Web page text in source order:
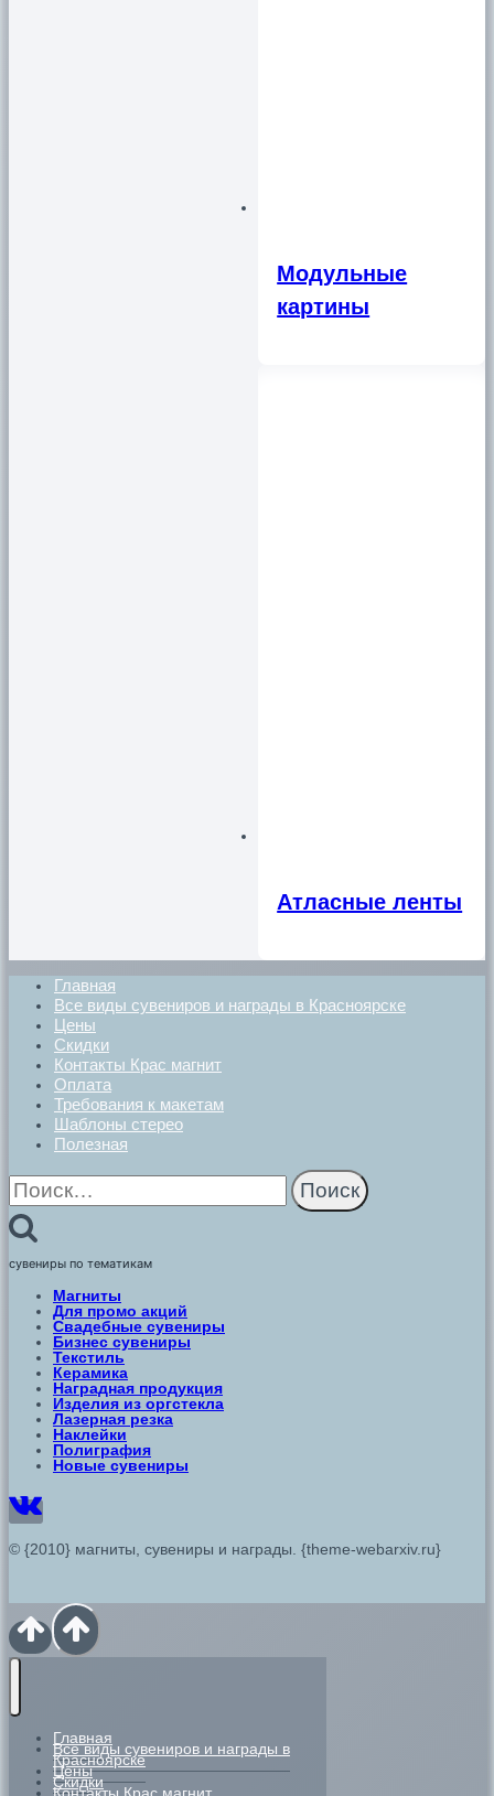
Модульные
картины
Атласные ленты
Главная
Все виды сувениров и награды в Красноярске
Цены
Скидки
Контакты Крас магнит
Оплата
Требования к макетам
Шаблоны стерео
Полезная
Найти:
сувениры по тематикам
Магниты
Для промо акций
Свадебные сувениры
Бизнес сувениры
Текстиль
Керамика
Наградная продукция
Изделия из оргстекла
Лазерная резка
Наклейки
Полиграфия
Новые сувениры
© {2010} магниты, сувениры и награды. {theme-webarxiv.ru}
Главная
Все виды сувениров и награды в
Красноярске
Цены
Скидки
Контакты Крас магнит